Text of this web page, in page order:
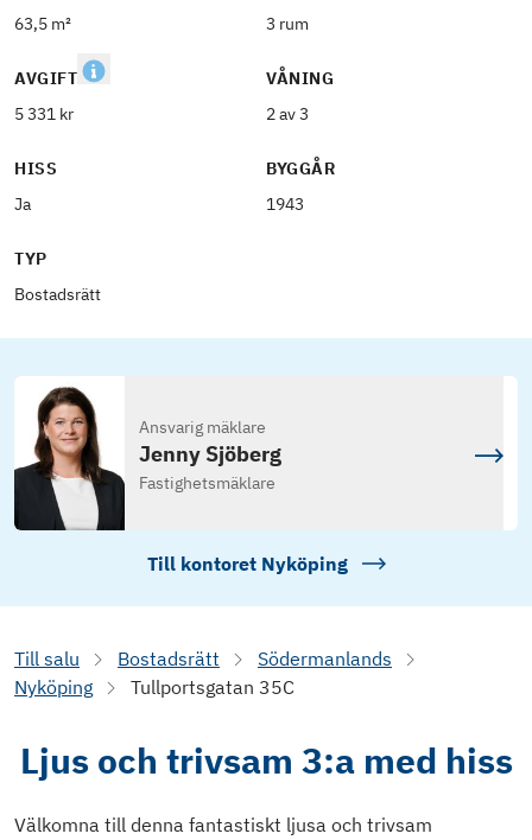
63,5 m²
3 rum
AVGIFT
5 331 kr
VÅNING
2 av 3
HISS
Ja
BYGGÅR
1943
TYP
Bostadsrätt
Ansvarig mäklare
Jenny Sjöberg
Fastighetsmäklare
Till kontoret Nyköping
Till salu Bostadsrätt
Södermanlands
Nyköping
Tullportsgatan 35C
Ljus och trivsam 3:a med hiss
Välkomna till denna fantastiskt ljusa och trivsam